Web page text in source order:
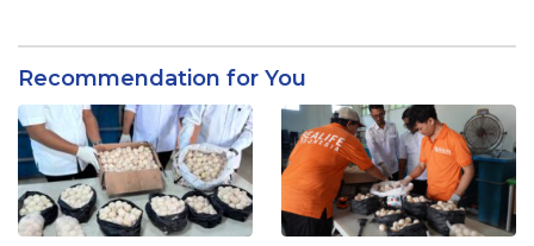
Recommendation for You